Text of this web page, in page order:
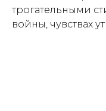
трогательными
войны, чувствах